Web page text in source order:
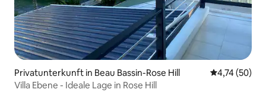
Privatunterkunft in Beau Bassin-Rose Hill
4,74 (50)
Villa Ebene - Ideale Lage in Rose Hill